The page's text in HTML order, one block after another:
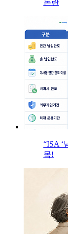
논란
“ISA ‘
목!